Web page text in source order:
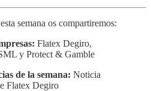
semana os compartiremos:
Flatex Degiro,
y Protect & Gamble
de la semana: Noticia
Flatex Degiro